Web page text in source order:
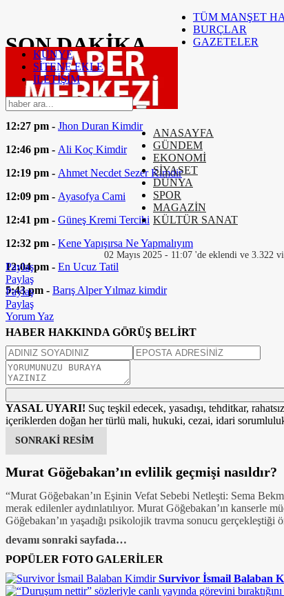
SON DAKİKA
12:51 pm -Leroy Sane Kimdir
12:39 pm -
Tammy Abraham Kimdir
12:27 pm - Jhon Duran Kimdir
12:46 pm - Ali Koç Kimdir
12:19 pm - Ahmet Necdet Sezer Kimdir
12:09 pm - Ayasofya Cami
12:41 pm - Güneş Kremi Tercihi
12:32 pm - Kene Yapışırsa Ne Yapmalıyım
12:04 pm - En Ucuz Tatil
5:43 pm - Barış Alper Yılmaz kimdir
TÜM MANŞET
BURÇLAR
GAZETELER
KÜNYE
SİTENE EKLE
İLETİŞİM
ANASAYFA
GÜNDEM
EKONOMİ
SİYASET
DÜNYA
SPOR
MAGAZİN
KÜLTÜR SANAT
02 Mayıs 2025 - 11:07 'de eklendi ve 3.322
Paylaş
Paylaş
Paylaş
Paylaş
Yorum Yaz
HABER HAKKINDA GÖRÜŞ BELİRT
YASAL UYARI! Suç teşkil edecek, yasadışı, tehditkar,
içeriklerden doğan her türlü mali, hukuki, cezai, idari
SONRAKİ RESİM
Murat Göğebakan’ın evlilik geçmişi nasıldır?
“Murat Göğebakan’ın Eşinin Vefat Sebebi Netleşti: Sema
merak edilenler aydınlatılıyor. Murat Göğebakan’ın kanserle
Göğebakan’ın yaşadığı psikolojik travma sonucu
devamı sonraki sayfada…
POPÜLER FOTO GALERİLER
Survivor İsmail Balaban